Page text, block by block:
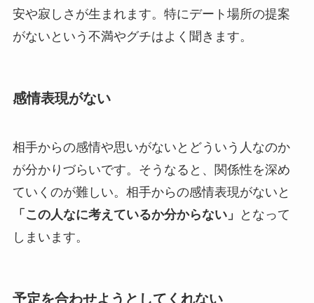
安や寂しさが生まれます。特にデート場所の提案
がないという不満やグチはよく聞きます。
感情表現がない
相手からの感情や思いがないとどういう人なのか
が分かりづらいです。そうなると、関係性を深め
ていくのが難しい。相手からの感情表現がないと
「この人なに考えているか分からない」
となって
しまいます。
予定を合わせようとしてくれない